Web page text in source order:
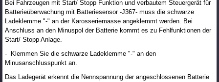
Bei Fahrzeugen mit Start/ Stopp Funktion und verbautem Steuergerät für
Batterieüberwachung mit Batteriesensor -J367- muss die schwarze
Ladeklemme "-" an der Karosseriemasse angeklemmt werden. Bei
Anschluss an den Minuspol der Batterie kommt es zu Fehlfunktionen der
Start/ Stopp Anlage.
- Klemmen Sie die schwarze Ladeklemme "-" an den
Minusanschlusspunkt an.
Das Ladegerät erkennt die Nennspannung der angeschlossenen Batterie